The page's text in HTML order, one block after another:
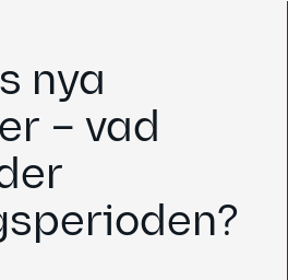
nya
– vad